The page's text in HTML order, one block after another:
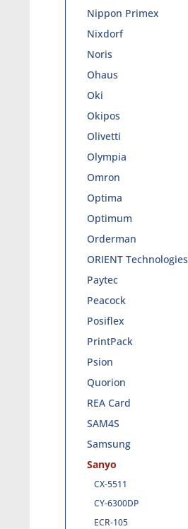
Nippon Primex
Nixdorf
Noris
Ohaus
Oki
Okipos
Olivetti
Olympia
Omron
Optima
Optimum
Orderman
ORIENT Technologies
Paytec
Peacock
Posiflex
PrintPack
Psion
Quorion
REA Card
SAM4S
Samsung
Sanyo
CX-5511
CY-6300DP
ECR-105